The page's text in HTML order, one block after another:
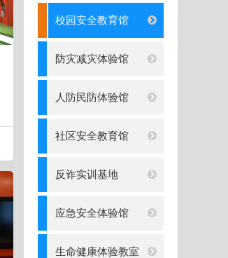
校园安全教育馆
防灾减灾体验馆
人防民防体验馆
社区安全教育馆
反诈实训基地
应急安全体验馆
生命健康体验教室